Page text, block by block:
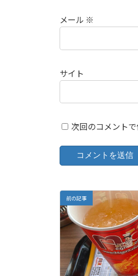
メール ※
サイト
次回のコメント
前の記事